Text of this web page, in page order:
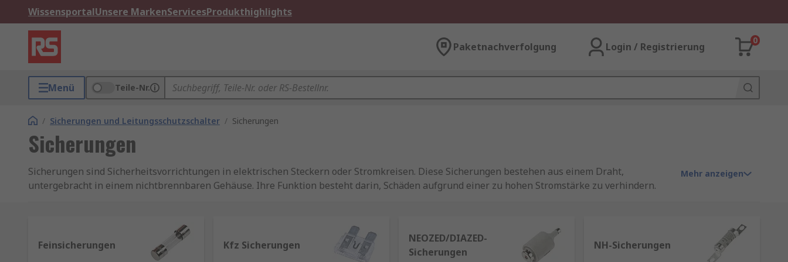
WissensportalUnsere MarkenServicesProdukthighlights
Paketnachverfolgung Login / Registrierung
0
Menü Teile-Nr.
/ Sicherungen und Leitungsschutzschalter / Sicherungen
Sicherungen
Sicherungen sind Sicherheitsvorrichtungen in elektrischen Steckern oder Stromkreisen. Diese Sicherungen bestehen aus einem Draht,
untergebracht in einem nichtbrennbaren Gehäuse. Ihre Funktion besteht darin, Schäden aufgrund einer zu hohen Stromstärke zu verhindern.
Wofür werden Sicherungen eingesetzt?
Ein alltägliches Beispiel für die Verwendung von Sicherungen ist ein Haarfön: Wenn die vom Gerät umgesetzte Leistung den für das Gerät
Mehr anzeigen
Feinsicherungen Kfz Sicherungen
NEOZED/DIAZED-
Sicherungen
NH-Sicherungen